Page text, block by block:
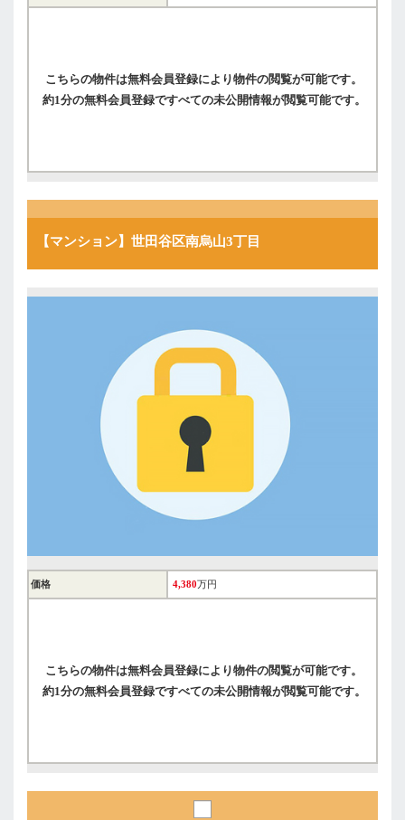
こちらの物件は無料会員登録により物件の閲覧が可能です。
約1分の無料会員登録ですべての未公開情報が閲覧可能です。
【マンション】世田谷区南烏山3丁目
価格 4,380万円
こちらの物件は無料会員登録により物件の閲覧が可能です。
約1分の無料会員登録ですべての未公開情報が閲覧可能です。